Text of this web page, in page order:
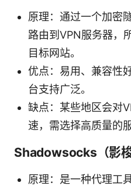
原理：通过一个加密
路由到VPN服务器，
目标网站。
优点：易用、兼容性
台支持广泛。
缺点：某些地区会对
速，需选择高质量的
Shadowsocks（影梭
原理：是一种代理工